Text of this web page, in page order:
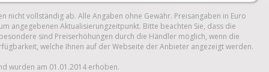
vollständig ab. Alle Angaben ohne Gewähr. Preisangaben in Euro
angegebenen Aktualisierungzeitpunkt. Bitte beachten Sie, dass die
sind Preiserhöhungen durch die Händler möglich, wenn die
welche Ihnen auf der Webseite der Anbieter angezeigt werden.
wurden am 01.01.2014 erhoben.